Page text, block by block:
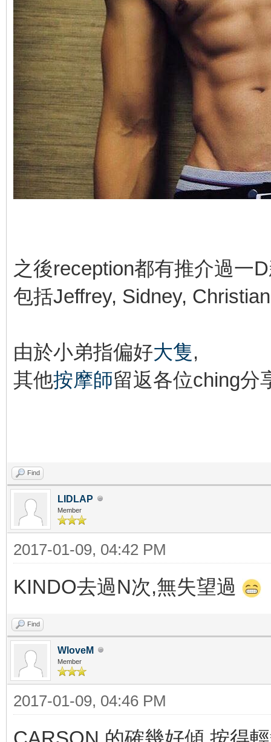
之後reception都有推介過一
包括Jeffrey, Sidney,
由於小弟指偏好大隻,
其他按摩師留返各位ching分
Find
LIDLAP
Member
2017-01-09, 04:42 PM
KINDO去過N次,無失望過
Find
WloveM
Member
2017-01-09, 04:46 PM